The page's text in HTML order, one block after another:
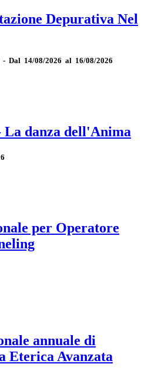
Depurativa Nel
- Dal 14/08/2026 al 16/08/2026
La danza dell'Anima
per Operatore
annuale di
Eterica Avanzata